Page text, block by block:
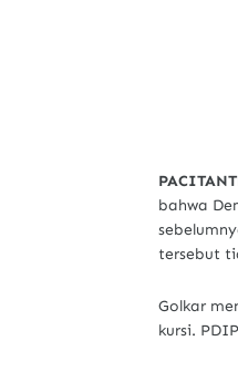
bahwa
tersebut
Golkar
kursi.